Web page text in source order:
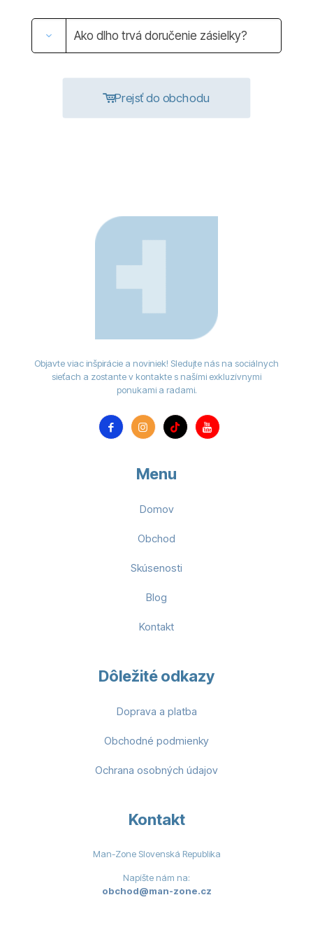
Ako dlho trvá doručenie zásielky?
Prejsť do obchodu
Objavte viac inšpirácie a noviniek! Sledujte nás na sociálnych
sieťach a zostante v kontakte s našími exkluzívnymi
ponukami a radami.
Menu
Domov
Obchod
Skúsenosti
Blog
Kontakt
Dôležité odkazy
Doprava a platba
Obchodné podmienky
Ochrana osobných údajov
Kontakt
Man-Zone Slovenská Republika
Napíšte nám na:
obchod@man-zone.cz